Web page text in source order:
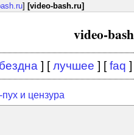
] [video-bash.ru]
video-
бездна ] [лучшее ] [faq ]
и цензура